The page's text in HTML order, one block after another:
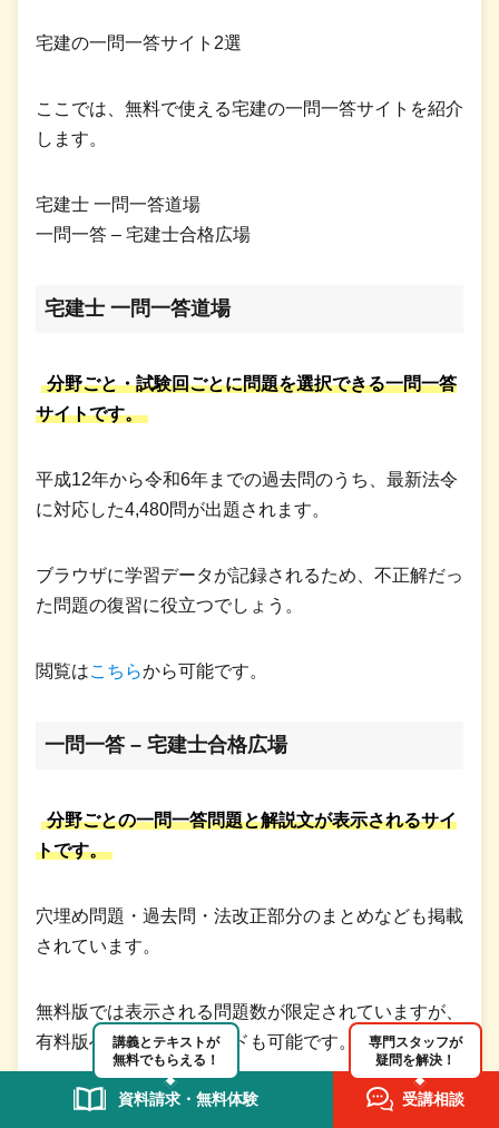
宅建の一問一答サイト2選
ここでは、無料で使える宅建の一問一答サイトを紹介
します。
宅建士 一問一答道場
一問一答 – 宅建士合格広場
宅建士 一問一答道場
分野ごと・試験回ごとに問題を選択できる一問一答
サイトです。
平成12年から令和6年までの過去問のうち、最新法令
に対応した4,480問が出題されます。
ブラウザに学習データが記録されるため、不正解だっ
た問題の復習に役立つでしょう。
閲覧はこちらから可能です。
一問一答 – 宅建士合格広場
分野ごとの一問一答問題と解説文が表示されるサイ
トです。
穴埋め問題・過去問・法改正部分のまとめなども掲載
されています。
無料版では表示される問題数が限定されていますが、
有料版へのアップグレードも可能です。
閲覧はこちらから可能です。
講義とテキストが
無料でもらえる！
資料請求・無料体験
専門スタッフが
疑問を解決！
受講相談